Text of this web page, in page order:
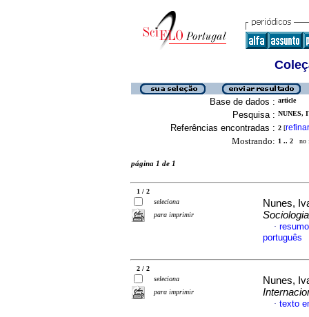
Base de dados : article
Pesquisa : NUNES,
Referências encontradas : 2 [refinar
Mostrando: 1 .. 2 no
página 1 de 1
1 / 2
seleciona
para imprimir
Nunes,
Sociologia
·
português
2 / 2
seleciona
para imprimir
Nunes,
· texto